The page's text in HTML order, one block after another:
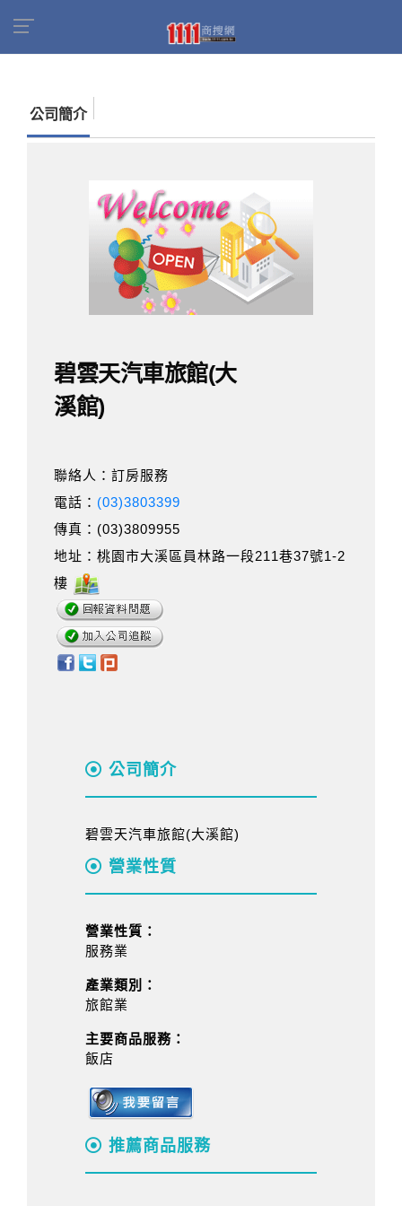
館)
公司簡介
碧雲天汽車旅館(大
溪館)
聯絡人：訂房服務
電話： (03)3803399
傳真：(03)3809955
地址：桃園市大溪區員林路一段211巷37號1-2
樓
公司簡介
碧雲天汽車旅館(大溪館)
營業性質
營業性質：
服務業
產業類別：
旅館業
主要商品服務：
飯店
推薦商品服務